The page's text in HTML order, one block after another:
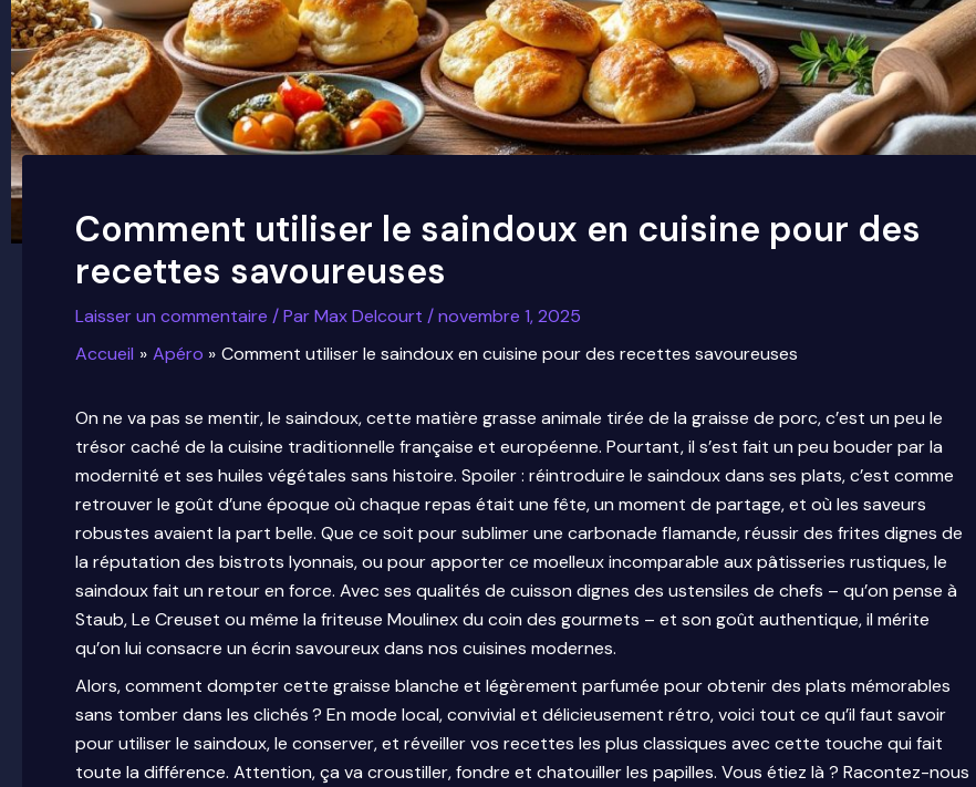
Comment utiliser le saindoux en cuisine pour des
recettes savoureuses
Laisser un commentaire / ParMax Delcourt /novembre 1, 2025
Accueil
Apéro Comment utiliser le saindoux en cuisine pour des recettes savoureuses
On ne va pas se mentir, le saindoux, cette matière grasse animale tirée de la graisse de porc, c’est un peu le
trésor caché de la cuisine traditionnelle française et européenne. Pourtant, il s’est fait un peu bouder par la
modernité et ses huiles végétales sans histoire. Spoiler : réintroduire le saindoux dans ses plats, c’est comme
retrouver le goût d’une époque où chaque repas était une fête, un moment de partage, et où les saveurs
robustes avaient la part belle. Que ce soit pour sublimer une carbonade flamande, réussir des frites dignes de
la réputation des bistrots lyonnais, ou pour apporter ce moelleux incomparable aux pâtisseries rustiques, le
saindoux fait un retour en force. Avec ses qualités de cuisson dignes des ustensiles de chefs – qu’on pense à
Staub, Le Creuset ou même la friteuse Moulinex du coin des gourmets – et son goût authentique, il mérite
qu’on lui consacre un écrin savoureux dans nos cuisines modernes.
Alors, comment dompter cette graisse blanche et légèrement parfumée pour obtenir des plats mémorables
sans tomber dans les clichés ? En mode local, convivial et délicieusement rétro, voici tout ce qu’il faut savoir
pour utiliser le saindoux, le conserver, et réveiller vos recettes les plus classiques avec cette touche qui fait
toute la différence. Attention, ça va croustiller, fondre et chatouiller les papilles. Vous étiez là ? Racontez-nous